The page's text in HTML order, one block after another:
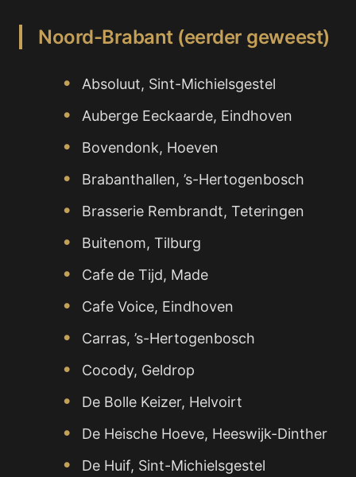
Noord-Brabant (eerder geweest)
Absoluut, Sint-Michielsgestel
Auberge Eeckaarde, Eindhoven
Bovendonk, Hoeven
Brabanthallen, ’s-Hertogenbosch
Brasserie Rembrandt, Teteringen
Buitenom, Tilburg
Cafe de Tijd, Made
Cafe Voice, Eindhoven
Carras, ’s-Hertogenbosch
Cocody, Geldrop
De Bolle Keizer, Helvoirt
De Heische Hoeve, Heeswijk-Dinther
De Huif, Sint-Michielsgestel